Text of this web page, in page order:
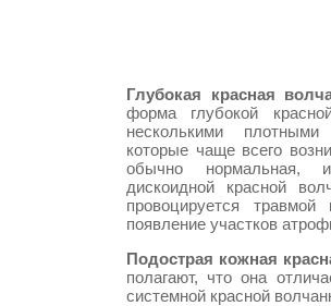
Глубокая красная
форма глубокой
несколькими
которые чаще всего
обычно нормальная,
дискоидной красной
провоцируется
появление участков
Подострая кожная
полагают, что она
системной красной